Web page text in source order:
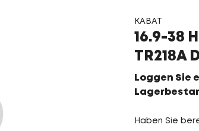
KABAT
16.9-38
TR218A
Loggen Sie
Haben Sie